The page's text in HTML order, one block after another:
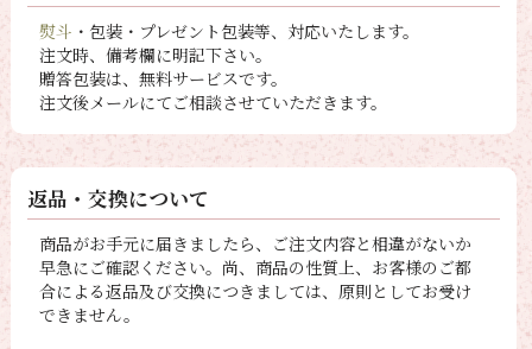
熨斗 ・包装・プレゼント包装等、対応いたします。
注文時、備考欄に明記下さい。
贈答包装は、無料サービスです。
注文後メールにてご相談させていただきます。
返品・交換について
商品がお手元に届きましたら、ご注文内容と相違がないか
早急にご確認ください。尚、商品の性質上、お客様のご都
合による返品及び交換につきましては、原則としてお受け
できません。